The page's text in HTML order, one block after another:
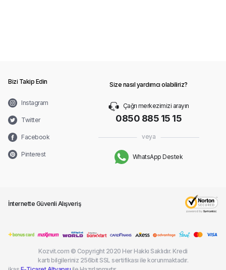
Bizi Takip Edin
Instagram
Twitter
Facebook
Pinterest
Size nasıl yardımcı olabiliriz?
Çağrı merkezimizi arayın
0850 885 15 15
veya
WhatsApp Destek
İnternette Güvenli Alışveriş
Kozvit.com © Copyright 2020 Her Hakkı Saklıdır. Kredi
kartı bilgileriniz 256bit SSL sertifikası ile korunmaktadır.